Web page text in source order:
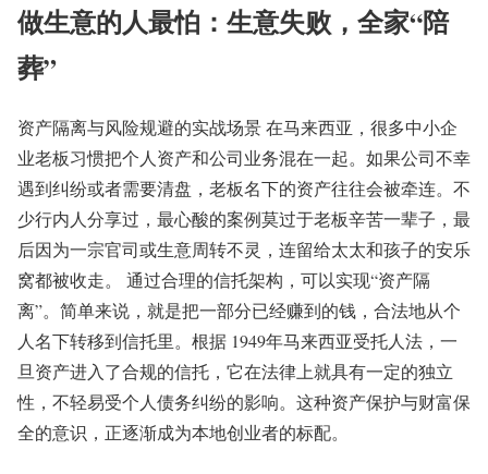
做生意的人最怕：生意失败，全家“陪
葬”
资产隔离与风险规避的实战场景 在马来西亚，很多中小企
业老板习惯把个人资产和公司业务混在一起。如果公司不幸
遇到纠纷或者需要清盘，老板名下的资产往往会被牵连。不
少行内人分享过，最心酸的案例莫过于老板辛苦一辈子，最
后因为一宗官司或生意周转不灵，连留给太太和孩子的安乐
窝都被收走。 通过合理的信托架构，可以实现“资产隔
离”。简单来说，就是把一部分已经赚到的钱，合法地从个
人名下转移到信托里。根据 1949年马来西亚受托人法，一
旦资产进入了合规的信托，它在法律上就具有一定的独立
性，不轻易受个人债务纠纷的影响。这种资产保护与财富保
全的意识，正逐渐成为本地创业者的标配。